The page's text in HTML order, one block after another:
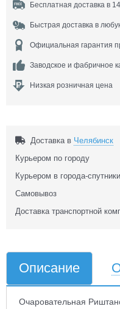
Бесплатная доставка в
Быстрая доставка в
Официальная гарантия
Заводское и фабричное
Низкая розничная цена
Доставка в Челябинск
Курьером по городу
Курьером в города-спутники
Самовывоз
Доставка транспортной
Описание
Очаровательная